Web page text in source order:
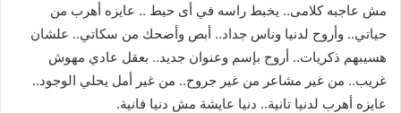
مش عاجبه كلامى.. يخبط راسه في أى حيط .. عايزه أهرب من
حياتي.. وأروح لدنيا وناس جداد.. أبص وأضحك من سكاتي.. علشان
هسيبهم ذكريات.. أروح بإسم وعنوان جديد.. بعقل عادي مهوش
غريب.. من غير مشاعر من غير جروح.. من غير أمل يحلي الوجود..
عايزه أهرب لدنيا تانية.. دنيا عايشة مش دنيا فانية.